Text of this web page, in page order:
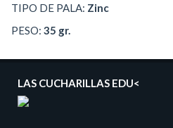
TIPO DE PALA: Zinc
PESO: 35 gr.
LAS CUCHARILLAS EDU<